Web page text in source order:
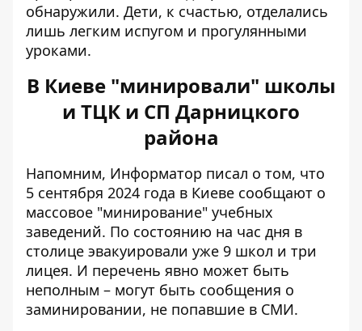
обнаружили. Дети, к счастью, отделались
лишь легким испугом и прогулянными
уроками.
В Киеве "минировали" школы
и ТЦК и СП Дарницкого
района
Напомним, Информатор писал о том, что
5 сентября 2024 года в Киеве сообщают о
массовое "минирование" учебных
заведений. По состоянию на час дня в
столице эвакуировали уже 9 школ и три
лицея. И перечень явно может быть
неполным – могут быть сообщения о
заминировании, не попавшие в СМИ.